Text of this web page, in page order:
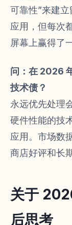
可靠性”来建
应用，但每次
屏幕上赢得了
问：在 2026
技术债？
永远优先处理
硬件性能的技
应用。市场数
商店好评和长
关于
后思考